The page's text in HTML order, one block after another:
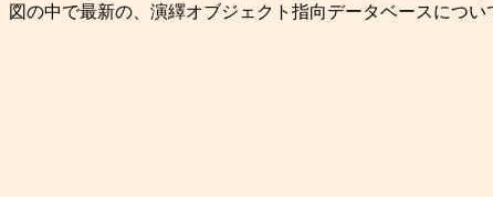
図の中で最新の、演繹オブジェクト指向データベースについ